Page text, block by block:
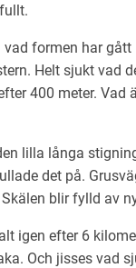
vad formen har gått
Helt sjukt vad
400 meter. Vad
lilla långa
det på.
blir fylld av
igen efter 6
Och jisses vad